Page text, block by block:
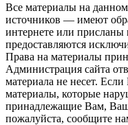
Все материалы на
источников — имеют
интернете или присланы
предоставляются
Права на материалы
Администрация сайта
материала не несет.
материалы, которые
принадлежащие Вам,
пожалуйста, сообщите